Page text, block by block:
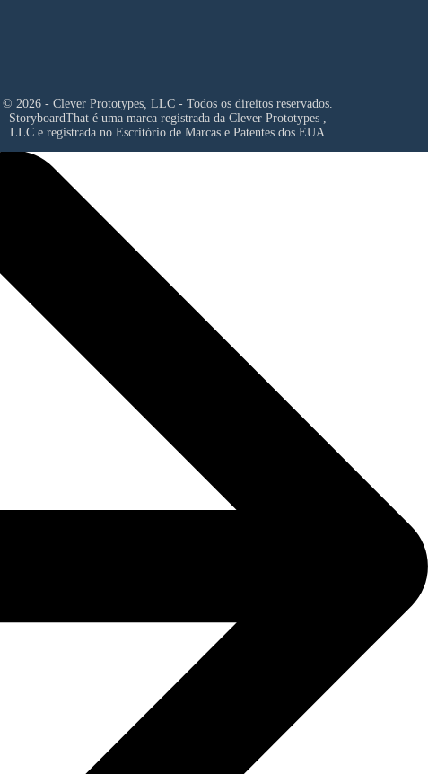
© 2026 - Clever Prototypes, LLC - Todos os direitos reservados.
StoryboardThat é uma marca registrada da Clever Prototypes ,
LLC e registrada no Escritório de Marcas e Patentes dos EUA